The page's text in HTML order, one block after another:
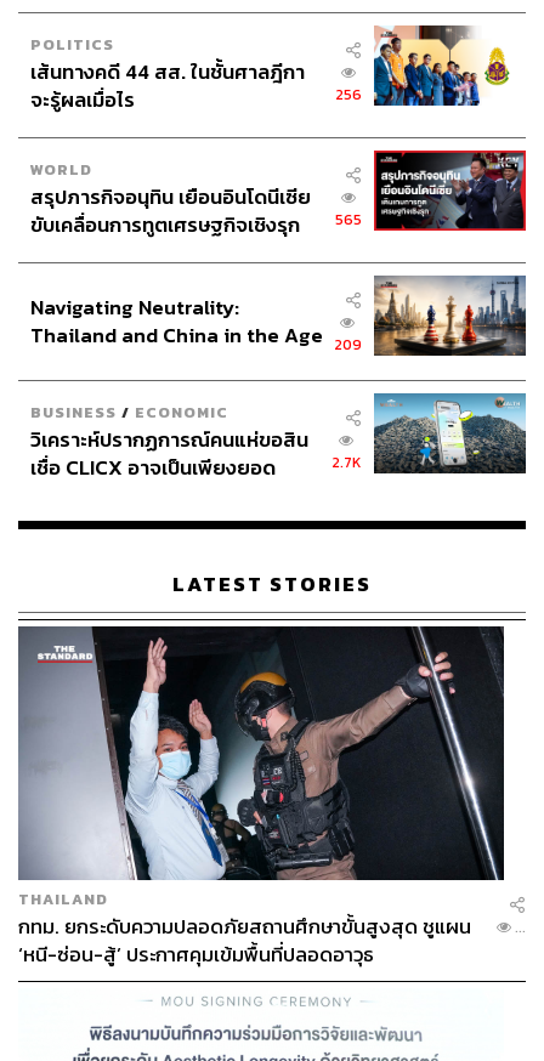
พระบาทสมเด็จพระบรมชนกาธิเบศร มหาภูมิพลอดุลย
เดชมหาราช บรมนาถบพิตร
พระราชพิธีถวายพระเพลิงพระบรมศพ
เชียงใหม่
พระเมรุมาศจำลอง
POLITICS
เส้นทางคดี 44 สส. ในชั้นศาลฎีกา
จะรู้ผลเมื่อไร
256
WORLD
สรุปภารกิจอนุทิน เยือนอินโดนีเซีย
ขับเคลื่อนการทูตเศรษฐกิจเชิงรุก
565
Navigating Neutrality:
Thailand and China in the Age
209
BUSINESS / ECONOMIC
วิเคราะห์ปรากฏการณ์คนแห่ขอสิน
เชื่อ CLICX อาจเป็นเพียงยอด
เรือนไทยที่ถูกซุกไว้
2.7K
LATEST STORIES
THAILAND
กทม. ยกระดับความปลอดภัยสถานศึกษาขั้นสูงสุด ชูแผน
‘หนี-ซ่อน-สู้’ ประกาศคุมเข้มพื้นที่ปลอดอาวุธ
...